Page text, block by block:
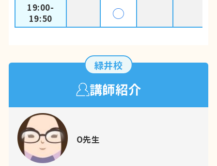
19:00-
19:50
◯
緑井校
講師紹介
O先生